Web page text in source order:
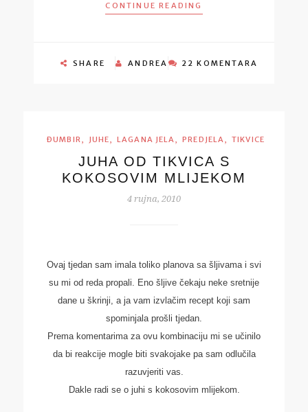
CONTINUE READING
SHARE ANDREA 22 KOMENTARA
ĐUMBIR, JUHE, LAGANA JELA, PREDJELA, TIKVICE
JUHA OD TIKVICA S
KOKOSOVIM MLIJEKOM
4 rujna, 2010
Ovaj tjedan sam imala toliko planova sa šljivama i svi
su mi od reda propali. Eno šljive čekaju neke sretnije
dane u škrinji, a ja vam izvlačim recept koji sam
spominjala prošli tjedan.
Prema komentarima za ovu kombinaciju mi se učinilo
da bi reakcije mogle biti svakojake pa sam odlučila
razuvjeriti vas.
Dakle radi se o juhi s kokosovim mlijekom.